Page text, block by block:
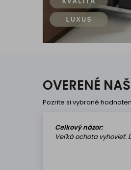
OVERENÉ
Pozrite si vybrané
Celkový názor:
Veľká ochota vyhovieť.